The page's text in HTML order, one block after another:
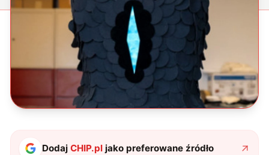
DodajCHIP.pl jako preferowane źródło